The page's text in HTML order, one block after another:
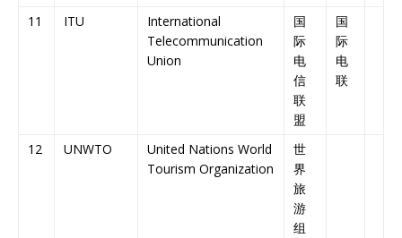
11 ITU
International
Telecommunication
Union
国
际
电
信
联
盟
国
际
电
联
12 UNWTO
United Nations World
Tourism Organization
世
界
旅
游
组